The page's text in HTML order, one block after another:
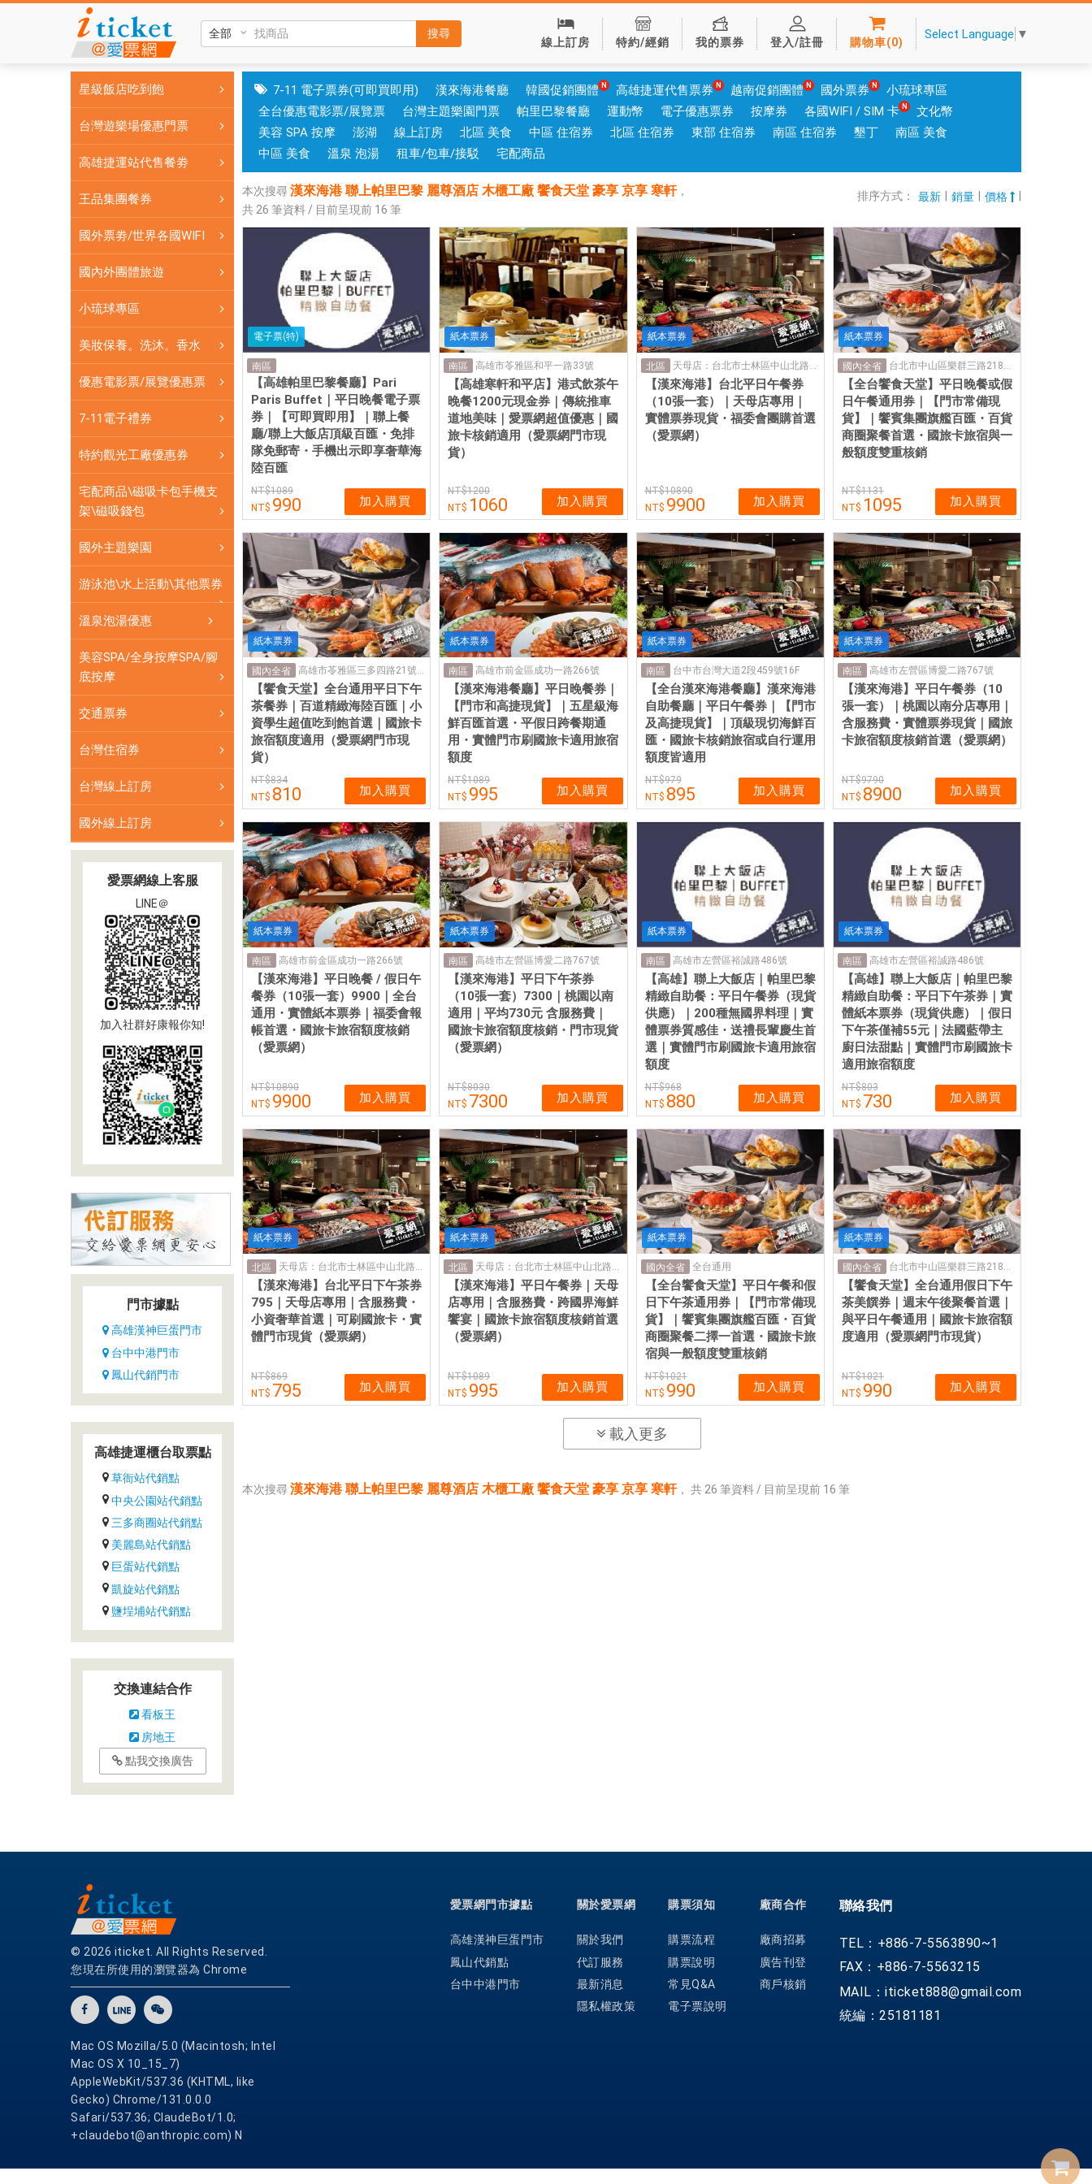
港
帕
里
巴
尊
酒
木
工
廠
饗
食
豪
享
京
愛
票
網
供
各
優
搜尋
線上訂房 特約/經銷 我的票券 登入/註冊 購物車(0)
Select Language ▼
星級飯店吃到飽
台灣遊樂場優惠門票
高雄捷運站代售餐劵
王品集團餐券
國外票劵/世界各國WIFI
國內外團體旅遊
小琉球專區
美妝保養。洗沐。香水
優惠電影票/展覽優惠票
7-11電子禮券
特約觀光工廠優惠券
宅配商品\磁吸卡包手機支
架\磁吸錢包
國外主題樂園
游泳池\水上活動\其他票券
溫泉泡湯優惠
美容SPA/全身按摩SPA/腳
底按摩
交通票券
台灣住宿券
台灣線上訂房
國外線上訂房
愛票網線上客服
LINE＠
加入社群好康報你知!
門市據點
高雄漢神巨蛋門市
台中中港門市
鳳山代銷門市
高雄捷運櫃台取票點
草衙站代銷點
中央公園站代銷點
三多商圈站代銷點
美麗島站代銷點
巨蛋站代銷點
凱旋站代銷點
鹽埕埔站代銷點
交換連結合作
看板王
房地王
點我交換廣告
7-11 電子票券(可即買即用) 漢來海港餐廳 韓國促銷團體 高雄捷運代售票券 越南促銷團體 國外票券
小琉球專區
全台優惠電影票/展覽票
台灣主題樂園門票 帕里巴黎餐廳 運動幣 電子優惠票券 按摩券 各國WIFI / SIM 卡
文化幣
美容 SPA 按摩
澎湖 線上訂房 北區 美食 中區 住宿券 北區 住宿券 東部 住宿券 南區 住宿券 墾丁
南區 美食
中區 美食
溫泉 泡湯 租車/包車/接駁 宅配商品
本次搜尋 漢來海港 聯上帕里巴黎 麗尊酒店 木櫃工廠 饗食天堂 豪享 京享 寒軒，
共 26 筆資料 / 目前呈現前 16 筆
排序方式： 最新 銷量 價格
電子票(特)
南區
【高雄帕里巴黎餐廳】Pari
Paris Buffet｜平日晚餐電子票
券｜【可即買即用】｜聯上餐
廳/聯上大飯店頂級百匯・免排
隊免郵寄・手機出示即享奢華海
陸百匯
1089
990 加入購買
紙本票券
南區 高雄市苓雅區和平一路33號
【高雄寒軒和平店】港式飲茶午
晚餐1200元現金券｜傳統推車
道地美味｜愛票網超值優惠｜國
旅卡核銷適用（愛票網門市現
貨）
1200
1060 加入購買
紙本票券
北區
【漢來海港】台北平日午餐券
（10張一套）｜天母店專用｜
實體票券現貨・福委會團購首選
（愛票網）
10890
9900 加入購買
紙本票券
國內全省
【全台饗食天堂】平日晚餐或假
日午餐通用券｜【門市常備現
貨】｜饗賓集團旗艦百匯・百貨
商圈聚餐首選・國旅卡旅宿與一
般額度雙重核銷
1131
1095 加入購買
紙本票券
國內全省 高雄市苓雅區三多四路21號11樓(高雄大遠百11F)
【饗食天堂】全台通用平日下午
茶餐券｜百道精緻海陸百匯｜小
資學生超值吃到飽首選｜國旅卡
旅宿額度適用（愛票網門市現
貨）
834
810 加入購買
紙本票券
南區 高雄市前金區成功一路266號
【漢來海港餐廳】平日晚餐券｜
【門市和高捷現貨】｜五星級海
鮮百匯首選・平假日跨餐期通
用・實體門市刷國旅卡適用旅宿
額度
1089
995 加入購買
紙本票券
南區 台中市台灣大道2段459號16F
【全台漢來海港餐廳】漢來海港
自助餐廳｜平日午餐券｜【門市
及高捷現貨】｜頂級現切海鮮百
匯・國旅卡核銷旅宿或自行運用
額度皆適用
979
895 加入購買
紙本票券
南區 高雄市左營區博愛二路767號
【漢來海港】平日午餐券（10
張一套）｜桃園以南分店專用｜
含服務費・實體票券現貨｜國旅
卡旅宿額度核銷首選（愛票網）
9790
8900 加入購買
紙本票券
南區 高雄市前金區成功一路266號
【漢來海港】平日晚餐 / 假日午
餐券（10張一套）9900｜全台
通用・實體紙本票券｜福委會報
帳首選・國旅卡旅宿額度核銷
（愛票網）
10890
9900 加入購買
紙本票券
南區 高雄市左營區博愛二路767號
【漢來海港】平日下午茶券
（10張一套）7300｜桃園以南
適用｜平均730元 含服務費｜
國旅卡旅宿額度核銷・門市現貨
（愛票網）
8030
7300 加入購買
紙本票券
南區 高雄市左營區裕誠路486號
【高雄】聯上大飯店｜帕里巴黎
精緻自助餐：平日午餐券（現貨
供應）｜200種無國界料理｜實
體票券質感佳・送禮長輩慶生首
選｜實體門市刷國旅卡適用旅宿
額度
968
880 加入購買
紙本票券
南區 高雄市左營區裕誠路486號
【高雄】聯上大飯店｜帕里巴黎
精緻自助餐：平日下午茶券｜實
體紙本票券（現貨供應）｜假日
下午茶僅補55元｜法國藍帶主
廚日法甜點｜實體門市刷國旅卡
適用旅宿額度
803
730 加入購買
紙本票券
北區 天母店：台北市士林區中山北路六段77號7F
【漢來海港】台北平日下午茶券
795｜天母店專用｜含服務費・
小資奢華首選｜可刷國旅卡・實
體門市現貨（愛票網）
869
795 加入購買
紙本票券
北區 天母店：台北市士林區中山北路六段77號7F
【漢來海港】平日午餐券｜天母
店專用｜含服務費・跨國界海鮮
饗宴｜國旅卡旅宿額度核銷首選
（愛票網）
1089
995 加入購買
紙本票券
國內全省 全台通用
【全台饗食天堂】平日午餐和假
日下午茶通用券｜【門市常備現
貨】｜饗賓集團旗艦百匯・百貨
商圈聚餐二擇一首選・國旅卡旅
宿與一般額度雙重核銷
1021
990 加入購買
紙本票券
國內全省 台北市中山區樂群三路218號4樓
【饗食天堂】全台通用假日下午
茶美饌券｜週末午後聚餐首選｜
與平日午餐通用｜國旅卡旅宿額
度適用（愛票網門市現貨）
1021
990 加入購買
載入更多
本次搜尋 漢來海港 聯上帕里巴黎 麗尊酒店 木櫃工廠 饗食天堂 豪享 京享 寒軒， 共26 筆資料 / 目前呈現前 16 筆
© 2026 iticket. All Rights Reserved.
您現在所使用的瀏覽器為 Chrome
Mac OS Mozilla/5.0 (Macintosh; Intel
Mac OS X 10_15_7)
AppleWebKit/537.36 (KHTML, like
Gecko) Chrome/131.0.0.0
Safari/537.36; ClaudeBot/1.0;
+claudebot@anthropic.com) N
聯絡我們
TEL：+886-7-5563890~1
FAX：+886-7-5563215
MAIL：iticket888@gmail.com
統編：25181181
廠商合作
廠商招募
廣告刊登
商戶核銷
購票須知
購票流程
購票說明
常見Q&A
電子票說明
關於愛票網
關於我們
代訂服務
最新消息
隱私權政策
愛票網門市據點
高雄漢神巨蛋門市
鳳山代銷點
台中中港門市